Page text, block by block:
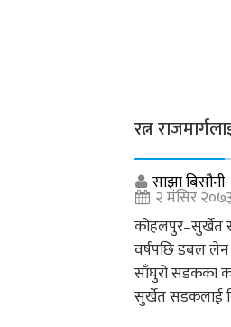
रत्न
साझा बिसौनी
२ मंसिर
कोहलपुर–सुर्खेत
वर्षपछि डबल
साँघुरो सडकका
सुर्खेत सडकलाई